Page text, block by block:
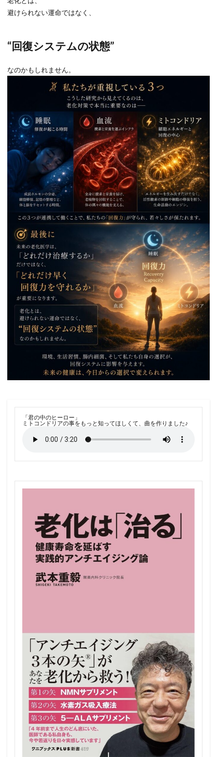
避けられない運命ではなく、
“回復システムの状態”
なのかもしれません。
「君の中のヒーロー」
ミトコンドリアの事をもっと知ってほしくて、曲を作りました♪